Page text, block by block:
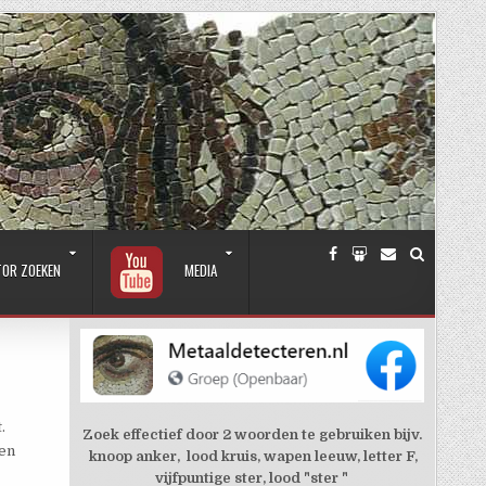
ZOEKEN MEDIA
Zoek effectief door 2 woorden te gebruiken bijv.
knoop anker, lood kruis, wapen leeuw, letter F,
vijfpuntige ster, lood "ster "